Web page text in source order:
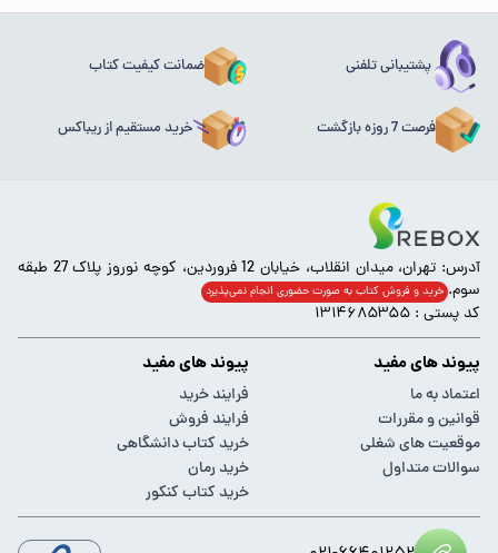
پشتیبانی تلفنی ضمانت کیفیت کتاب
فرصت 7 روزه بازگشت خرید مستقیم از ریباکس
آدرس: تهران، میدان انقلاب، خیابان 12 فروردین، کوچه نوروز پلاک 27 طبقه
سوم. خرید و فروش کتاب به صورت حضوری انجام‌ نمی‌پذیرد
کد پستی : ۱۳۱۴۶۸۵۳۵۵
پیوند های مفید
اعتماد به ما
قوانین و مقررات
موقعیت های شغلی
سوالات متداول
پیوند های مفید
فرایند خرید
فرایند فروش
خرید کتاب دانشگاهی
خرید رمان
خرید کتاب کنکور